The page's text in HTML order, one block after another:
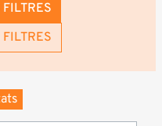
EFFACER LES FILTRES